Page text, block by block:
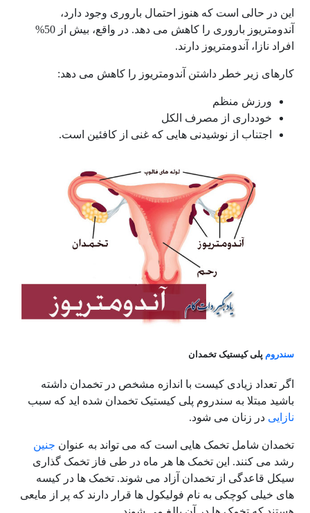
این در حالی است که هنوز احتمال باروری وجود دارد،
آندومتریوز باروری را کاهش می دهد. در واقع، بیش از 50%
افراد نازا، آندومتریوز دارند.
کارهای زیر خطر داشتن آندومتریوز را کاهش می دهد:
ورزش منظم
خودداری از مصرف الکل
اجتناب از نوشیدنی هایی که غنی از کافئین است.
سندروم پلی کیستیک تخمدان
اگر تعداد زیادی کیست با اندازه مشخص در تخمدان داشته
باشید مبتلا به سندروم پلی کیستیک تخمدان شده اید که سبب
نازایی در زنان می شود.
تخمدان شامل تخمک هایی است که می تواند به عنوان جنین
رشد می کنند. این تخمک ها هر ماه در طی فاز تخمک گذاری
سیکل قاعدگی از تخمدان آزاد می شوند. تخمک ها در کیسه
های خیلی کوچکی به نام فولیکول ها قرار دارند که پر از مایعی